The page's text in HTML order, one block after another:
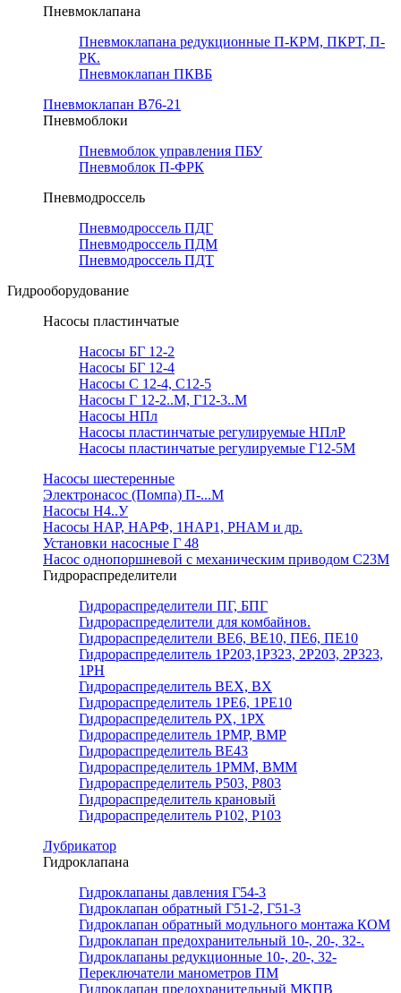
Пневмоклапана
Пневмоклапана редукционные П-КРМ, ПКРТ, П-
РК.
Пневмоклапан ПКВБ
Пневмоклапан В76-21
Пневмоблоки
Пневмоблок управления ПБУ
Пневмоблок П-ФРК
Пневмодроссель
Пневмодроссель ПДГ
Пневмодроссель ПДМ
Пневмодроссель ПДТ
Гидрооборудование
Насосы пластинчатые
Насосы БГ 12-2
Насосы БГ 12-4
Насосы С 12-4, С12-5
Насосы Г 12-2..М, Г12-3..М
Насосы НПл
Насосы пластинчатые регулируемые НПлР
Насосы пластинчатые регулируемые Г12-5М
Насосы шестеренные
Электронасос (Помпа) П-...М
Насосы Н4..У
Насосы НАР, НАРФ, 1НАР1, РНАМ и др.
Установки насосные Г 48
Насос однопоршневой с механическим приводом С23М
Гидрораспределители
Гидрораспределители ПГ, БПГ
Гидрораспределители для комбайнов.
Гидрораспределители ВЕ6, ВЕ10, ПЕ6, ПЕ10
Гидрораспределитель 1Р203,1Р323, 2Р203, 2Р323,
1РН
Гидрораспределитель ВЕХ, ВХ
Гидрораспределитель 1РЕ6, 1РЕ10
Гидрораспределитель РХ, 1РХ
Гидрораспределитель 1РМР, ВМР
Гидрораспределитель ВЕ43
Гидрораспределитель 1РММ, ВММ
Гидрораспределитель Р503, Р803
Гидрораспределитель крановый
Гидрораспределитель Р102, Р103
Лубрикатор
Гидроклапана
Гидроклапаны давления Г54-3
Гидроклапан обратный Г51-2, Г51-3
Гидроклапан обратный модульного монтажа КОМ
Гидроклапан предохранительный 10-, 20-, 32-.
Гидроклапаны редукционные 10-, 20-, 32-
Переключатели манометров ПМ
Гидроклапан предохранительный МКПВ